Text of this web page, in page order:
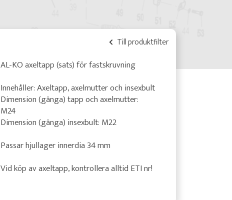
Till produktfilter
AL-KO axeltapp (sats) för fastskruvning
Innehåller: Axeltapp, axelmutter och insexbult
Dimension (gänga) tapp och axelmutter:
M24
Dimension (gänga) insexbult: M22
Passar hjullager innerdia 34 mm
Vid köp av axeltapp, kontrollera alltid ETI nr!